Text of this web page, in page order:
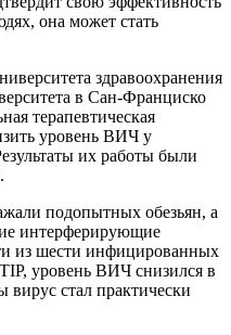
она может стать
здравоохранения
в Сан-Франциско
терапевтическая
уровень ВИЧ у
их работы были
подопытных обезьян, а
интерферирующие
из шести инфицированных
уровень ВИЧ снизился в
вирус стал практически